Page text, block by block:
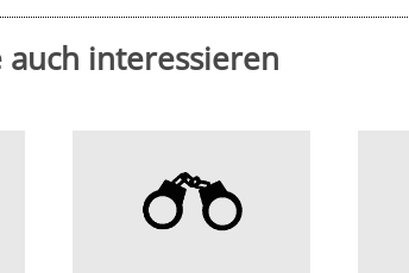
auch interessieren